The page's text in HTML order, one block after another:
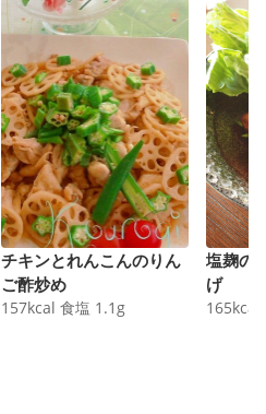
チキンとれんこんのりん
ご酢炒め
157kcal 食塩 1.1 g
塩麹の
げ
165kcal